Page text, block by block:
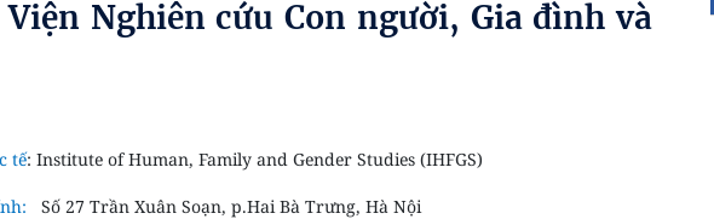
Nghiên cứu Con người, Gia đình và
tế: Institute of Human, Family and Gender Studies (IHFGS)
Số 27 Trần Xuân Soạn, p.Hai Bà Trưng, Hà Nội